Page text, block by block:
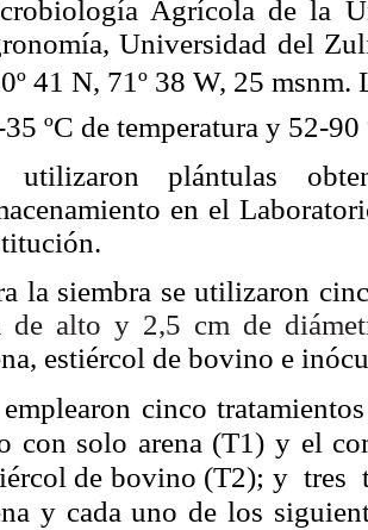
Agrícola de la
Universidad del
41 N, 71º 38 W, 25
ºC de temperatura y 52-
utilizaron plántulas
en el
la siembra se utilizaron
de alto y 2,5 cm de
estiércol de bovino e
emplearon cinco
con solo arena (T1) y el
de bovino (T2); y
y cada uno de los